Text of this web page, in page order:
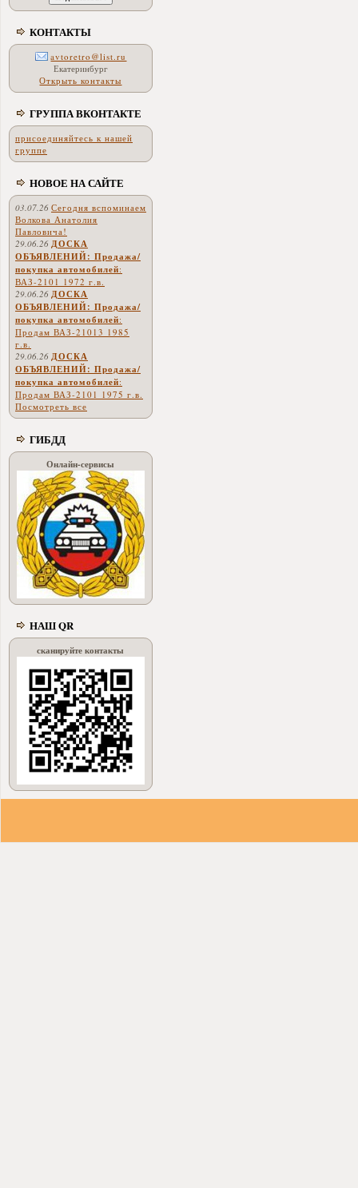
КОНТАКТЫ
avtoretro@list.ru
Екатеринбург
Открыть контакты
ГРУППА ВКОНТАКТЕ
присоединяйтесь к нашей
группе
НОВОЕ НА САЙТЕ
03.07.26 Сегодня вспоминаем
Волкова Анатолия
Павловича!
29.06.26 ДОСКА
ОБЪЯВЛЕНИЙ: Продажа/
покупка автомобилей:
ВАЗ-2101 1972 г.в.
29.06.26 ДОСКА
ОБЪЯВЛЕНИЙ: Продажа/
покупка автомобилей:
Продам ВАЗ-21013 1985
г.в.
29.06.26 ДОСКА
ОБЪЯВЛЕНИЙ: Продажа/
покупка автомобилей:
Продам ВАЗ-2101 1975 г.в.
Посмотреть все
ГИБДД
Онлайн-сервисы
НАШ QR
сканируйте контакты